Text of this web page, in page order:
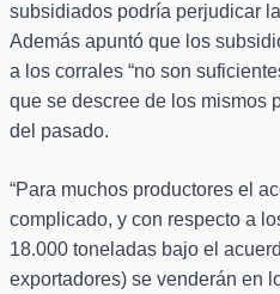
subsidiados podría perjudicar
Además apuntó que los
a los corrales “no son
que se descree de los mismos
del pasado.
“Para muchos productores el
complicado, y con respecto a
18.000 toneladas bajo el
exportadores) se venderán en